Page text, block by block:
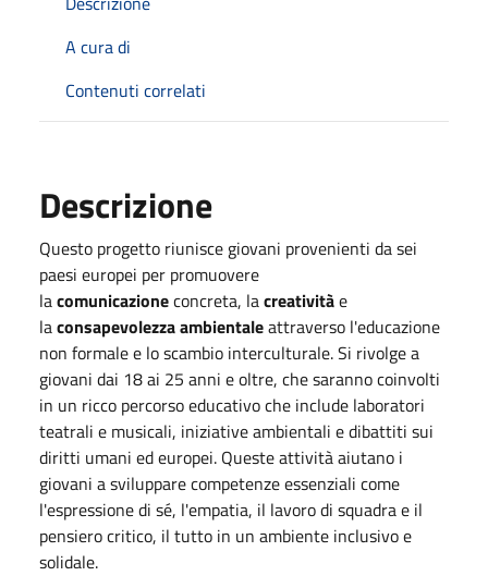
A cura di
Contenuti correlati
Descrizione
Questo progetto riunisce giovani provenienti da sei
paesi europei per promuovere
lacomunicazioneconcreta, lacreativitàe
laconsapevolezza ambientaleattraverso l'educazione
non formale e lo scambio interculturale. Si rivolge a
giovani dai 18 ai 25 anni e oltre, che saranno coinvolti
in un ricco percorso educativo che include laboratori
teatrali e musicali, iniziative ambientali e dibattiti sui
diritti umani ed europei. Queste attività aiutano i
giovani a sviluppare competenze essenziali come
l'espressione di sé, l'empatia, il lavoro di squadra e il
pensiero critico, il tutto in un ambiente inclusivo e
solidale.